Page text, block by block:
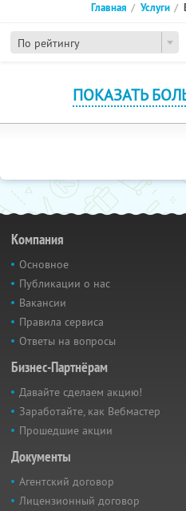
По рейтингу
Главная Услуги
ПОКАЗАТЬ
Компания
Основное
Публикации о нас
Вакансии
Правила сервиса
Ответы на вопросы
Бизнес-Партнёрам
Давайте сделаем акцию!
Заработайте, как Вебмастер
Прошедшие акции
Документы
Агентский договор
Лицензионный договор